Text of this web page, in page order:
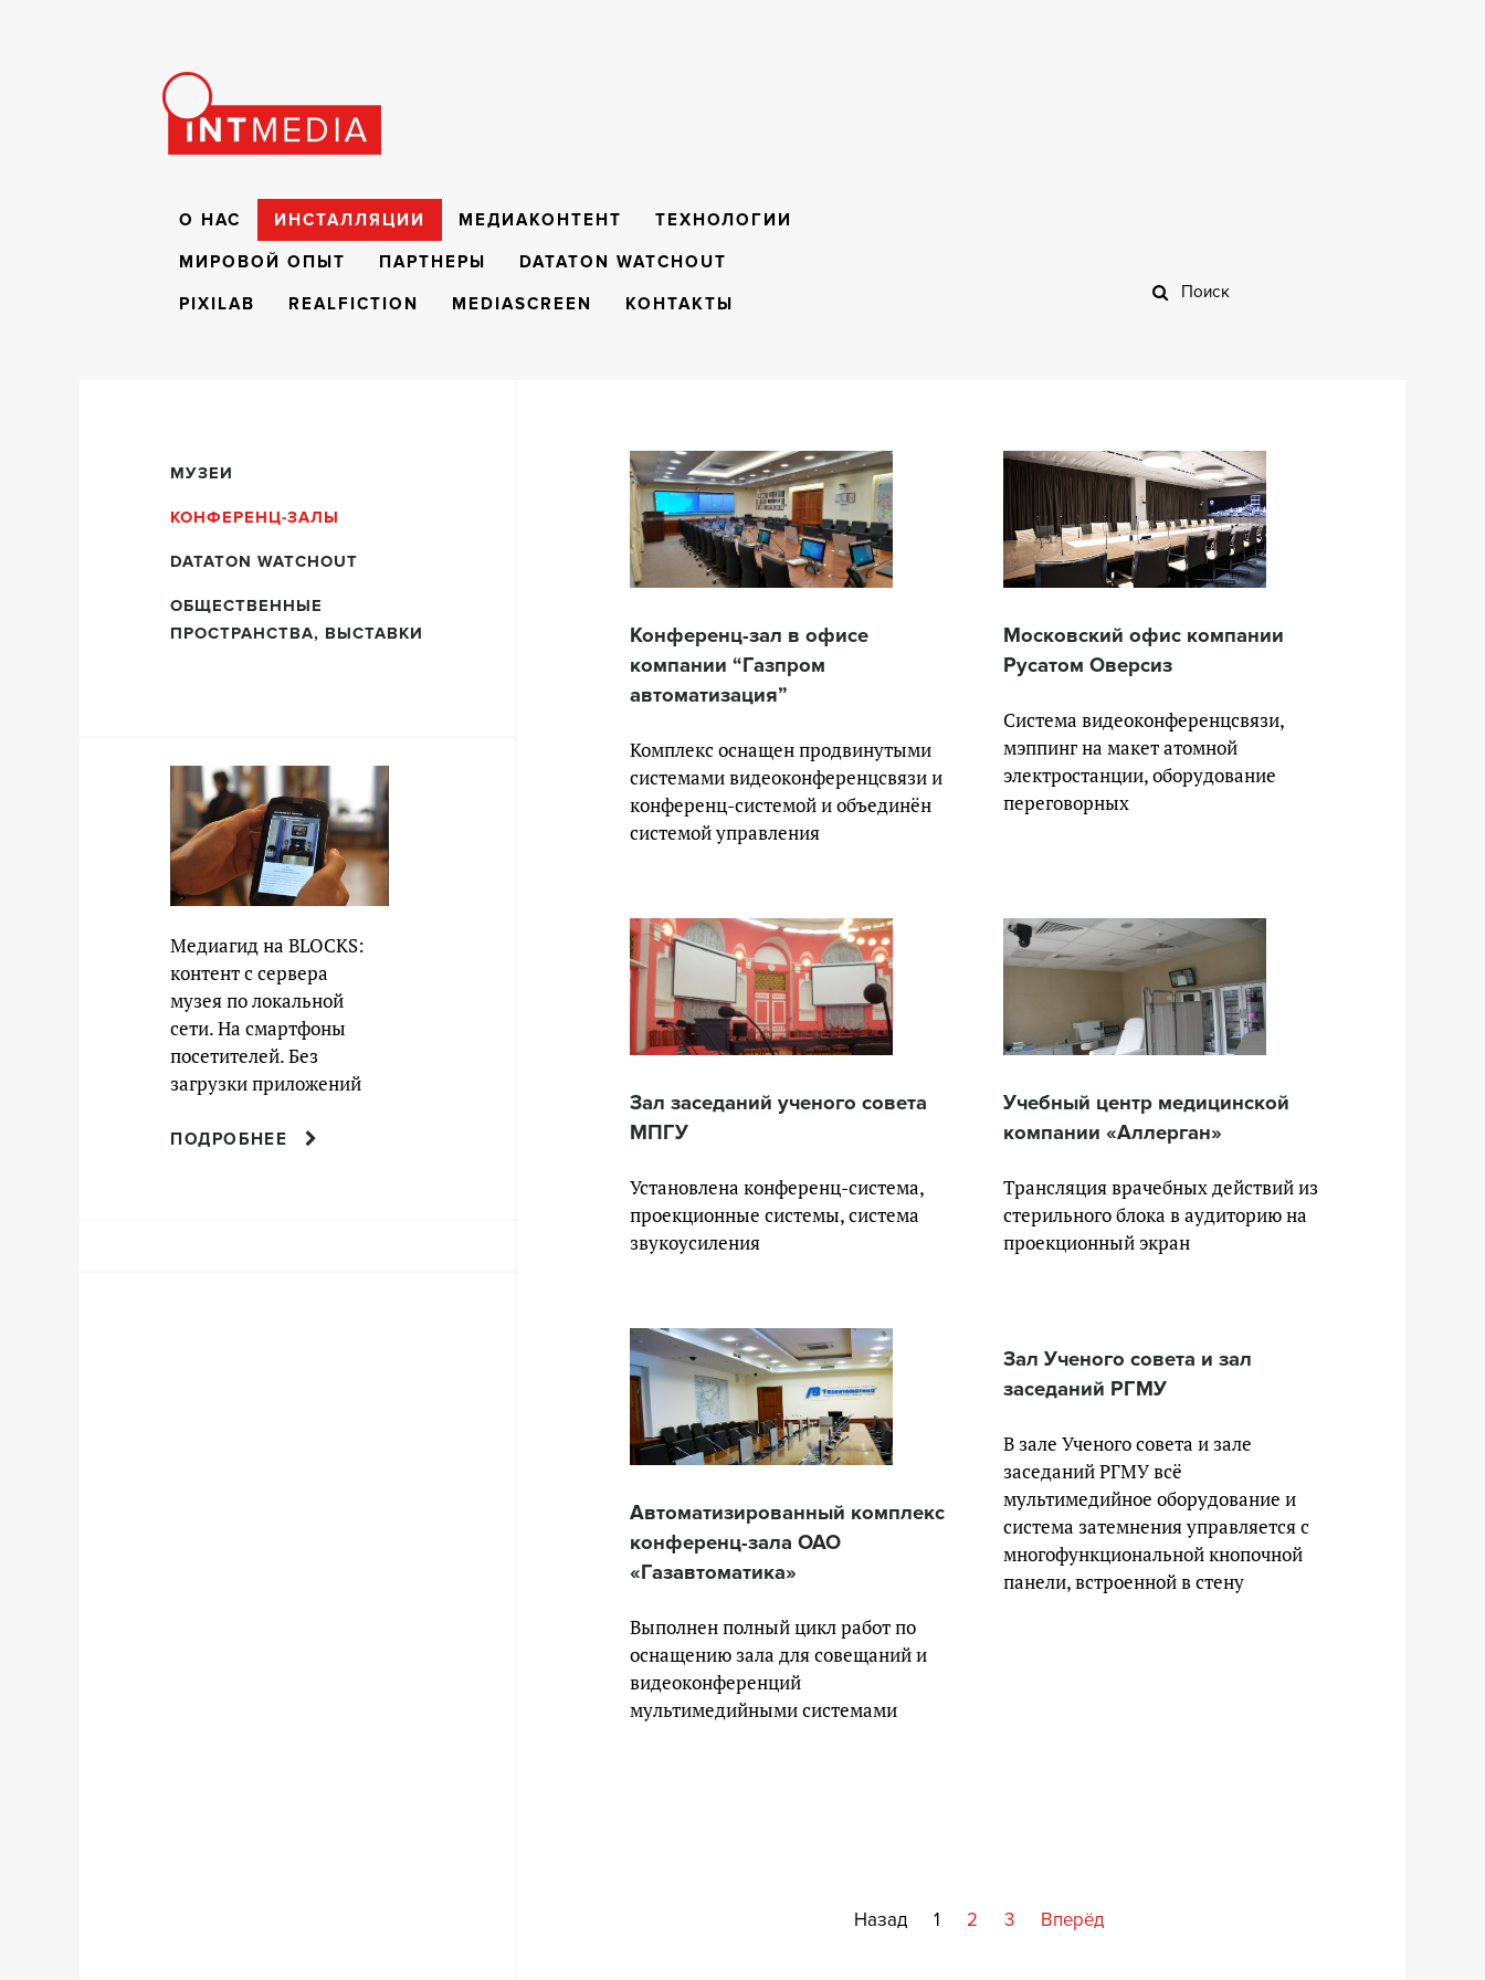
О НАС ИНСТАЛЛЯЦИИ МЕДИАКОНТЕНТ
ТЕХНОЛОГИИ
МИРОВОЙ ОПЫТ
ПАРТНЕРЫ
DATATON WATCHOUT
PIXILAB
REALFICTION MEDIASCREEN КОНТАКТЫ
МУЗЕИ
КОНФЕРЕНЦ-ЗАЛЫ
DATATON WATCHOUT
ОБЩЕСТВЕННЫЕ
ПРОСТРАНСТВА, ВЫСТАВКИ
Медиагид на BLOCKS:
контент с сервера
музея по локальной
сети. На смартфоны
посетителей. Без
загрузки приложений
ПОДРОБНЕЕ
Конференц-зал в офисе
компании “Газпром
автоматизация”
Комплекс оснащен продвинутыми
системами видеоконференцсвязи и
конференц-системой и объединён
системой управления
Московский офис компании
Русатом Оверсиз
Система видеоконференцсвязи,
мэппинг на макет атомной
электростанции, оборудование
переговорных
Зал заседаний ученого совета
МПГУ
Установлена конференц-система,
проекционные системы, система
звукоусиления
Учебный центр медицинской
компании «Аллерган»
Трансляция врачебных действий из
стерильного блока в аудиторию на
проекционный экран
Автоматизированный комплекс
конференц-зала ОАО
«Газавтоматика»
Выполнен полный цикл работ по
оснащению зала для совещаний и
видеоконференций
мультимедийными системами
Зал Ученого совета и зал
заседаний РГМУ
В зале Ученого совета и зале
заседаний РГМУ всё
мультимедийное оборудование и
система затемнения управляется с
многофункциональной кнопочной
панели, встроенной в стену
Назад 1 2 3 Вперёд